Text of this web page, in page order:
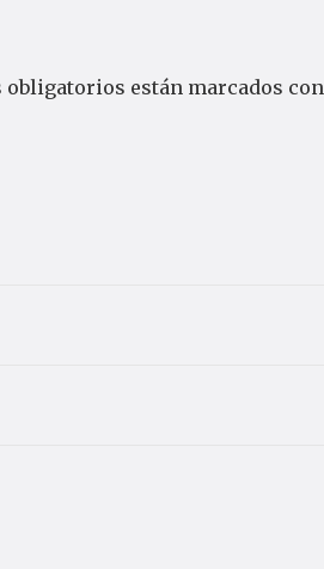
obligatorios están marcados con